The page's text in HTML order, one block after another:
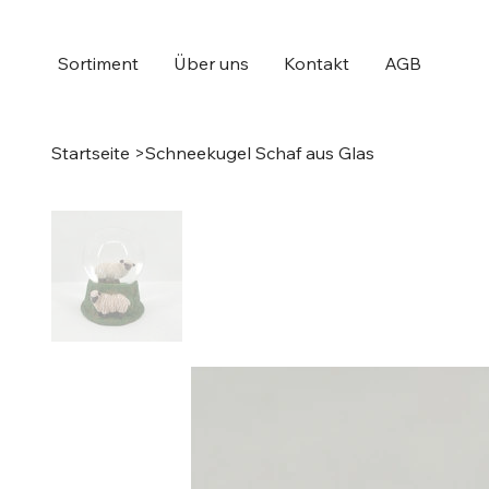
Sortiment Über uns Kontakt AGB
Startseite >Schneekugel Schaf aus Glas